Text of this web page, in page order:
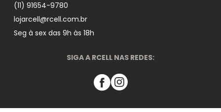
(11) 91654-9780
lojarcell@rcell.com.br
Seg à sex das 9h às 18h
SIGA A RCELL NAS REDES: